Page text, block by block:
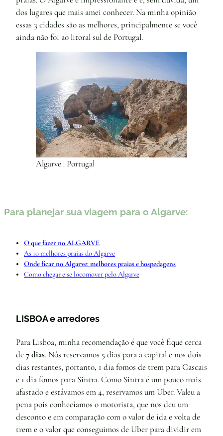
dos lugares que mais amei conhecer. Na minha opinião
essas 3 cidades são as melhores, principalmente se você
ainda não foi ao litoral sul de Portugal.
Algarve | Portugal
Para planejar sua viagem para o Algarve:
O que fazer no ALGARVE
As 10 melhores praias do Algarve
Onde ficar no Algarve: melhores praias e hospedagens
Como chegar e se locomover pelo Algarve
LISBOA e arredores
Para Lisboa, minha recomendação é que você fique cerca
de7 dias. Nós reservamos 5 dias para a capital e nos dois
dias restantes, portanto, 1 dia fomos de trem para Cascais
e 1 dia fomos para Sintra. Como Sintra é um pouco mais
afastado e estávamos em 4, reservamos um Uber. Valeu a
pena pois conhecíamos o motorista, que nos deu um
desconto e em comparação com o valor de ida e volta de
trem e o valor que conseguimos de Uber para dividir em